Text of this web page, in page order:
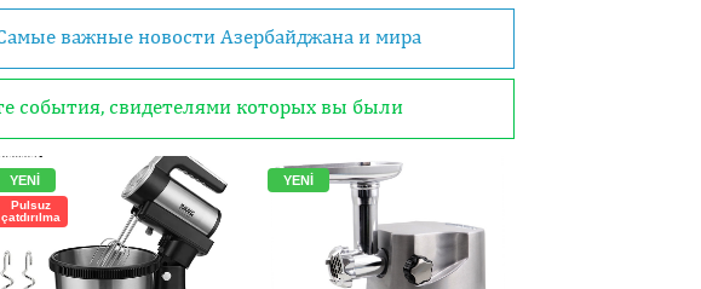
важные новости Азербайджана и мира
события, свидетелями которых вы были